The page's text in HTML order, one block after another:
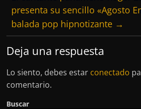
presenta su sencillo «Agosto
balada pop hipnotizante →
Deja una respuesta
Lo siento, debes estar conectado
comentario.
Buscar